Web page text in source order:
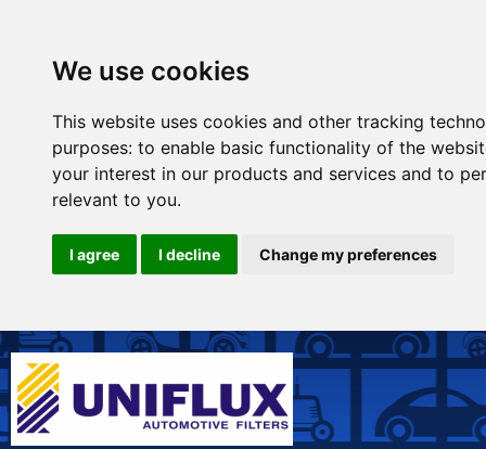
We use cookies
This website uses cookies and other tracking
purposes: to enable basic functionality of the
your interest in our products and services and to
relevant to you.
I agree I decline Change my preferences